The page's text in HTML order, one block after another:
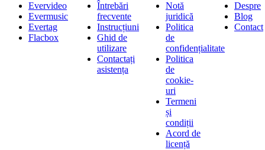
Evervideo
Evermusic
Evertag
Flacbox
Întrebări
frecvente
Instrucțiuni
Ghid de
utilizare
Contactați
asistența
Notă
juridică
Politica
de
confidențialitate
Politica
de
cookie-
uri
Termeni
și
condiții
Acord de
licență
Despre
Blog
Contact